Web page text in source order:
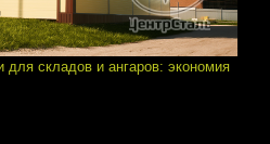
складов и ангаров: экономия